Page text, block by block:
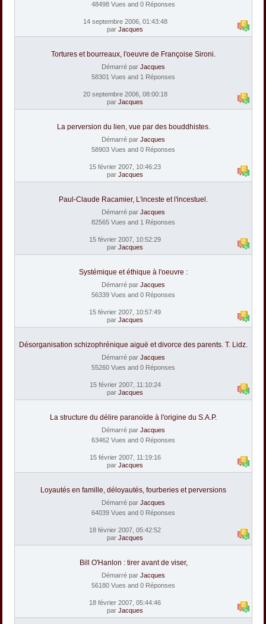
48498 Vues and 0 Réponses
14 septembre 2006, 01:43:48
par Jacques
Tortures et bourreaux, l'oeuvre de Françoise Sironi.
Démarré par Jacques
58301 Vues and 1 Réponses
20 septembre 2006, 08:00:18
par Jacques
La perversion du lien, vue par des bouddhistes.
Démarré par Jacques
58903 Vues and 0 Réponses
15 février 2007, 10:46:23
par Jacques
Paul-Claude Racamier, L'inceste et l'incestuel.
Démarré par Jacques
82565 Vues and 1 Réponses
15 février 2007, 10:52:29
par Jacques
Systémique et éthique à l'oeuvre :
Démarré par Jacques
56339 Vues and 0 Réponses
15 février 2007, 10:57:49
par Jacques
Désorganisation schizophrénique aiguë et divorce des parents. T. Lidz.
Démarré par Jacques
55260 Vues and 0 Réponses
15 février 2007, 11:10:24
par Jacques
La structure du délire paranoïde à l'origine du S.A.P.
Démarré par Jacques
63462 Vues and 0 Réponses
15 février 2007, 11:19:16
par Jacques
Loyautés en famille, déloyautés, fourberies et perversions
Démarré par Jacques
64039 Vues and 0 Réponses
18 février 2007, 05:42:52
par Jacques
Bill O'Hanlon : tirer avant de viser,
Démarré par Jacques
56180 Vues and 0 Réponses
18 février 2007, 05:44:46
par Jacques